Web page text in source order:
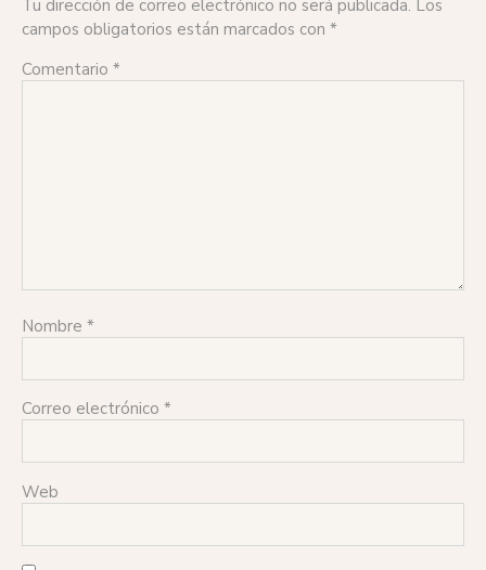
Tu dirección de correo electrónico no será publicada. Los
campos obligatorios están marcados con *
Comentario *
Nombre *
Correo electrónico *
Web